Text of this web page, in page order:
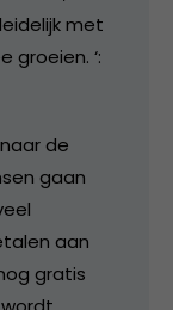
met
‘:
de
gaan
aan
gratis